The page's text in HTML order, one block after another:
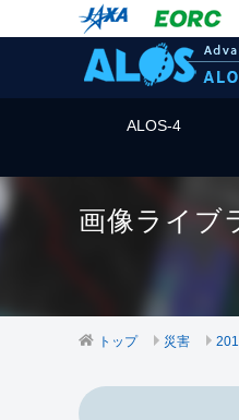
ALOS-4
画像ライブ
トップ 災害